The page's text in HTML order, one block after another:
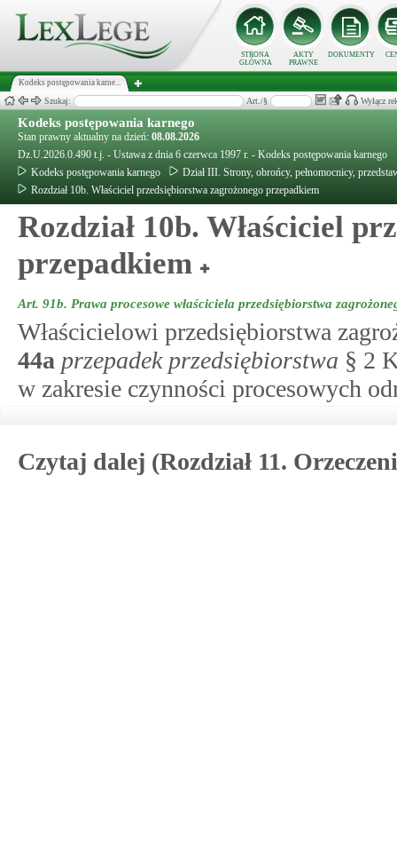
STRONA
GŁÓWNA
AKTY
PRAWNE
DOKUMENTY
Kodeks postępowania karne...
Szukaj: Art./§ Wyłącz
Kodeks postępowania karnego
Stan prawny aktualny na dzień: 08.08.2026
Dz.U.2026.0.490 t.j. - Ustawa z dnia 6 czerwca 1997 r. - Kodeks postępowania karnego
Kodeks postępowania karnego
Dział III. Strony, obrońcy, pełnomocnicy,
Rozdział 10b. Właściciel przedsiębiorstwa zagrożonego przepadkiem
Rozdział 10b. Właściciel
przepadkiem
Art. 91b. Prawa procesowe właściciela przedsiębiorstwa
Właścicielowi przedsiębiorstwa
44a przepadek przedsiębiorstwa § 2
w zakresie czynności procesowych
Czytaj dalej (Rozdział 11.